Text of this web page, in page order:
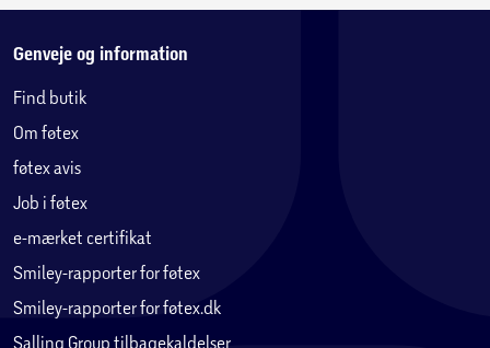
Genveje og information
Find butik
Om føtex
føtex avis
Job i føtex
e-mærket certifikat
Smiley-rapporter for føtex
Smiley-rapporter for føtex.dk
Salling Group tilbagekaldelser